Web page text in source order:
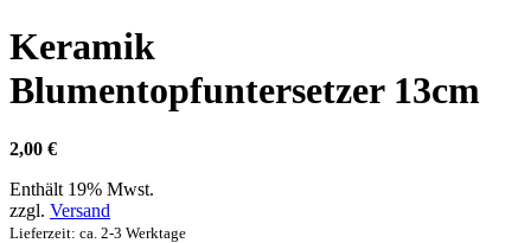
Keramik
Blumentopfuntersetzer 13cm
2,00 €
Enthält 19% Mwst.
zzgl. Versand
Lieferzeit: ca. 2-3 Werktage